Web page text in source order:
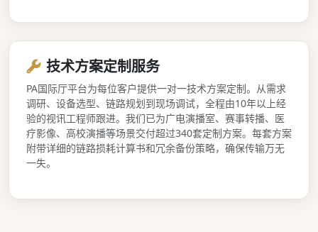
技术方案定制服务
PA国际厅平台为每位客户提供一对一技术方案定制。从需求
调研、设备选型、链路规划到现场调试，全程由10年以上经
验的视讯工程师跟进。我们已为广电演播室、赛事转播、医
疗影像、高校演播等场景交付超过340套定制方案。每套方案
附带详细的链路损耗计算书和冗余备份策略，确保传输万无
一失。